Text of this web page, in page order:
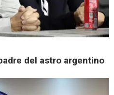
del astro argentino